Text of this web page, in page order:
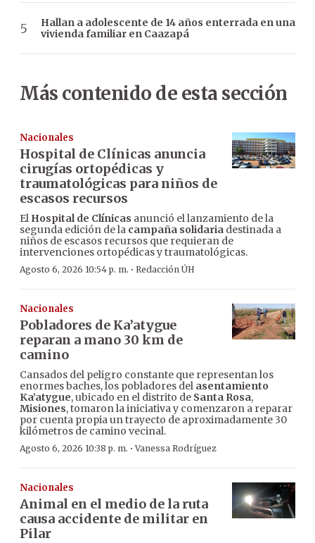
Hallan a adolescente de 14 años enterrada en una
vivienda familiar en Caazapá
Más contenido de esta sección
Nacionales
Hospital de Clínicas anuncia
cirugías ortopédicas y
traumatológicas para niños de
escasos recursos
El Hospital de Clínicas anunció el lanzamiento de la
segunda edición de la campaña solidaria destinada a
niños de escasos recursos que requieran de
intervenciones ortopédicas y traumatológicas.
Agosto 6, 2026 10:54 p. m. · Redacción ÚH
Nacionales
Pobladores de Ka’atygue
reparan a mano 30 km de
camino
Cansados del peligro constante que representan los
enormes baches, los pobladores del asentamiento
Ka’atygue, ubicado en el distrito de Santa Rosa,
Misiones, tomaron la iniciativa y comenzaron a reparar
por cuenta propia un trayecto de aproximadamente 30
kilómetros de camino vecinal.
Agosto 6, 2026 10:38 p. m. ·Vanessa Rodríguez
Nacionales
Animal en el medio de la ruta
causa accidente de militar en
Pilar